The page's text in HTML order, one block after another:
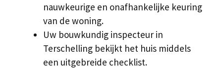
nauwkeurige en onafhankelijke keuring
van de woning.
Uw bouwkundig inspecteur in
Terschelling bekijkt het huis middels
een uitgebreide checklist.